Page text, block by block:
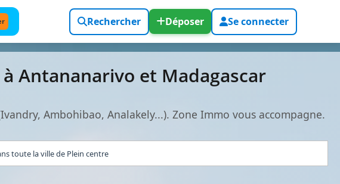
Rechercher Déposer Se connecter
Antananarivo et Madagascar
Ambohibao, Analakely...). Zone Immo vous accompagne.
toute la ville de Plein centre